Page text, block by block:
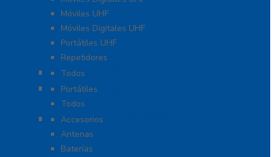
Móviles UHF
Móviles Digitales UHF
Portátiles UHF
Repetidores
Radios ICOM WiFi
Todos
Radios Marinos
Portátiles
Todos
Accesorios para KENWOOD
Accesorios
Antenas
Baterías